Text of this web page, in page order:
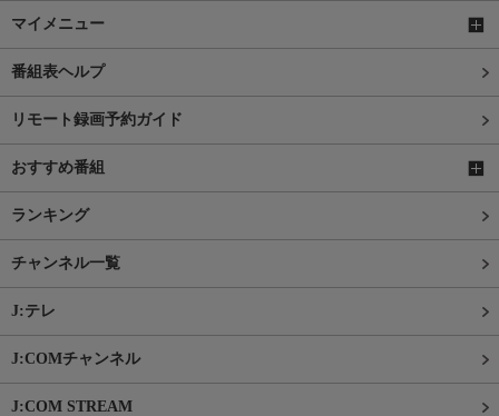
マイメニュー
番組表ヘルプ
リモート録画予約ガイド
おすすめ番組
ランキング
チャンネル一覧
J:テレ
J:COMチャンネル
J:COM STREAM